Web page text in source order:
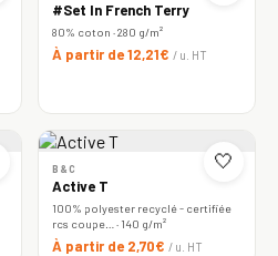
#Set In French Terry
80% coton · 280 g/m²
À partir de 12,21€ / u. HT
🤍
B&C
Active T
100% polyester recyclé - certifiée
rcs coupe… · 140 g/m²
À partir de 2,70€ / u. HT